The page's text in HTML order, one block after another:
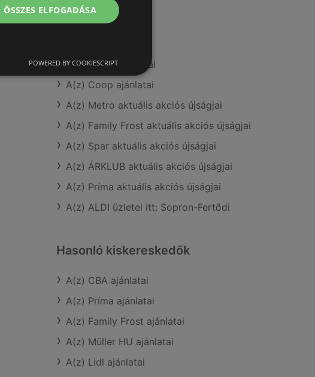
További linkek
A(z) Metro ajánlatai
A(z) Coop ajánlatai
A(z) Metro aktuális akciós újságjai
A(z) Family Frost aktuális akciós újságjai
A(z) Spar aktuális akciós újságjai
A(z) ÁRKLUB aktuális akciós újságjai
A(z) Príma aktuális akciós újságjai
A(z) ALDI üzletei itt: Sopron-Fertődi
Hasonló kiskereskedők
A(z) CBA ajánlatai
A(z) Príma ajánlatai
A(z) Family Frost ajánlatai
A(z) Müller HU ajánlatai
A(z) Lidl ajánlatai
ÖSSZES ELFOGADÁSA
POWERED BY COOKIESCRIPT